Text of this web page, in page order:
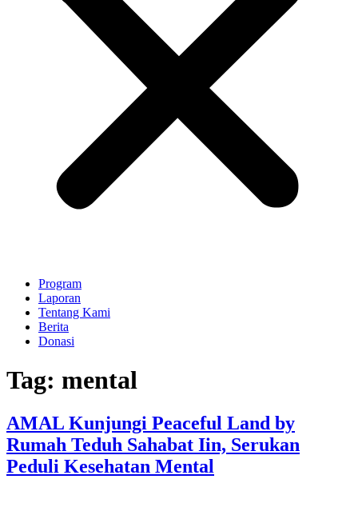
Program
Laporan
Tentang Kami
Berita
Donasi
Tag: mental
AMAL Kunjungi Peaceful Land by
Rumah Teduh Sahabat Iin, Serukan
Peduli Kesehatan Mental